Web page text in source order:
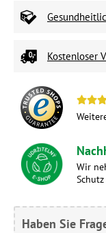
Kostenloser
Wir
Haben Sie